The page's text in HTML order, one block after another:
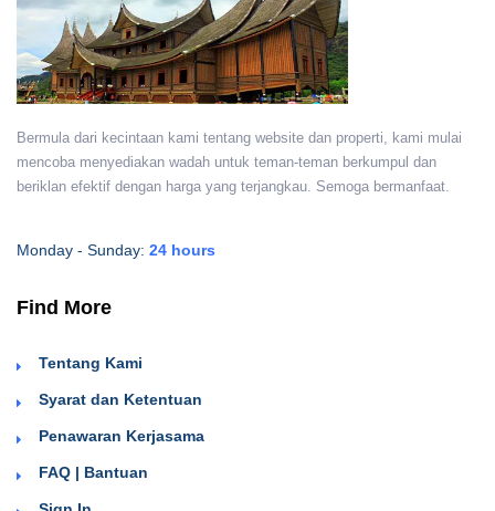
Bermula dari kecintaan kami tentang website dan properti, kami mulai
mencoba menyediakan wadah untuk teman-teman berkumpul dan
beriklan efektif dengan harga yang terjangkau. Semoga bermanfaat.
Monday - Sunday: 24 hours
Find More
Tentang Kami
Syarat dan Ketentuan
Penawaran Kerjasama
FAQ | Bantuan